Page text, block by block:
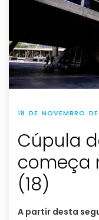
18 DE NOVEMBRO
Cúpula
começa
(18)
A partir desta